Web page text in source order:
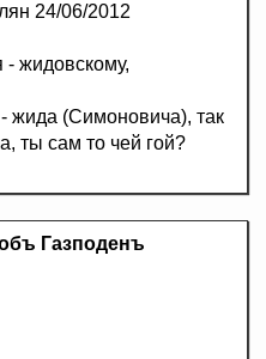
24/06/2012
жидовскому,
жида (Симоновича), так
ты сам то чей гой?
Газподенъ